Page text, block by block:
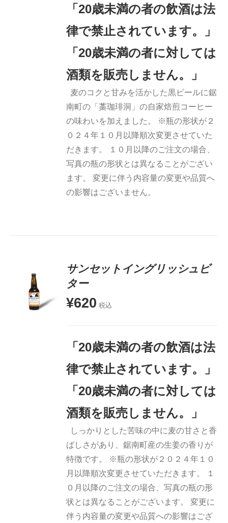
「20歳未満の者の飲酒は法
律で禁止されています。」
「20歳未満の者に対しては
酒類を販売しません。」
麦のコクと甘みを活かした黒ビールに鋸
南町の「藁珈琲洞」の自家焙煎コーヒー
の味わいを加えました。 ※瓶の形状が２
０２４年１０月以降順次変更させていた
だきます。 １０月以降のご注文の場合、
写真の瓶の形状とは異なることがござい
ます。 変更に伴う内容量の変更や品質へ
の影響はございません。
お買い物
カゴに追
サンセットイングリッシュビ
ター
¥620 税込
「20歳未満の者の飲酒は法
律で禁止されています。」
「20歳未満の者に対しては
酒類を販売しません。」
しっかりとした苦味の中に麦の甘さと香
ばしさがあり、鋸南町産の生姜の香りが
特徴です。 ※瓶の形状が２０２４年１０
月以降順次変更させていただきます。 １
０月以降のご注文の場合、写真の瓶の形
状とは異なることがございます。 変更に
伴う内容量の変更や品質への影響はござ